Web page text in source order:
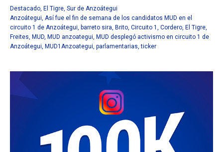
Destacado, El Tigre, Sur de Anzoátegui
Anzoátegui, Así fue el fin de semana de los candidatos MUD en el
circuito 1 de Anzoátegui, barreto sira, Brito, Circuito 1 , Cordero, El Tigre,
Freites, MUD, MUD anzoategui, MUD desplegó activismo en circuito 1 de
Anzoátegui, MUD1Anzoategui, parlamentarias,ticker